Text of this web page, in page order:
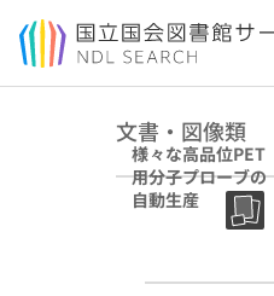
本文へ移動
文書・図像類
様々な高品位PET
用分子プローブの
自動生産